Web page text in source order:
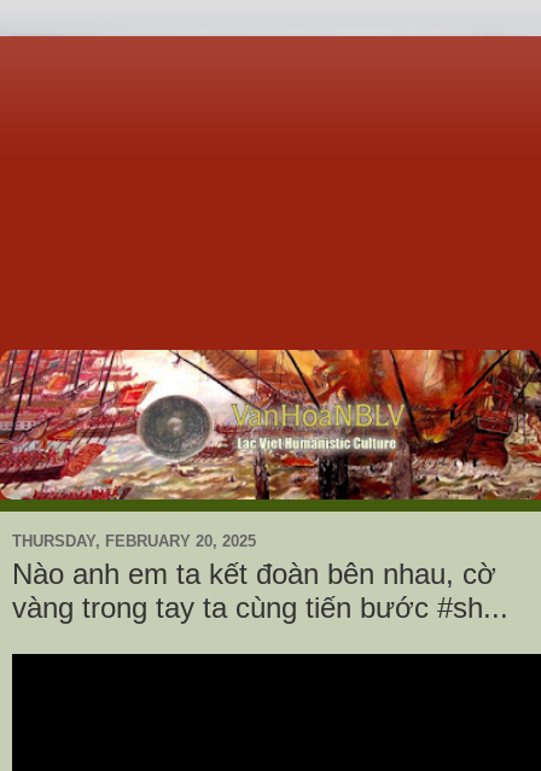
THURSDAY, FEBRUARY 20, 2025
Nào anh em ta kết đoàn bên nhau, cờ
vàng trong tay ta cùng tiến bước #sh...